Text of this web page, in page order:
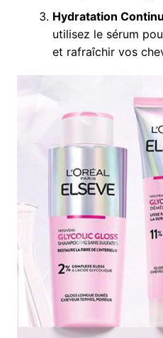
Hydratation
utilisez le sérum
et rafraîchir vos